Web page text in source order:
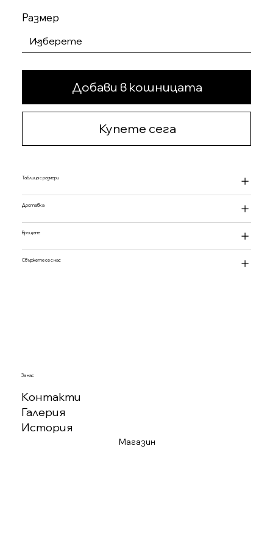
Размер
Добави в кошницата
Купете сега
Таблица с размери
Доставка
Връщане
Свържете се с нас
За нас
Контакти
Галерия
История
Магазин